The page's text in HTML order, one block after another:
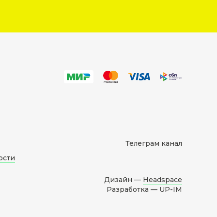
Телеграм канал
Дизайн — Headspace
Разработка — UP-IM